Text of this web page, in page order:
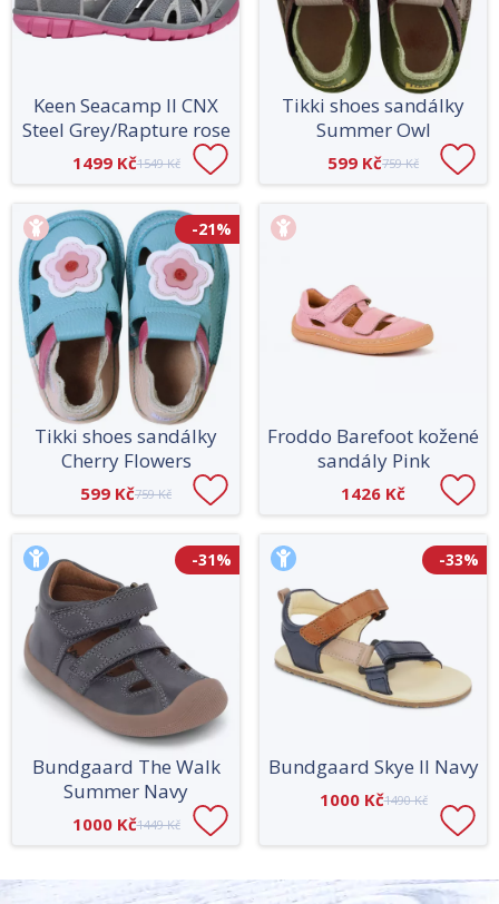
Keen Seacamp II CNX
Steel Grey/Rapture rose
1499 Kč1549 Kč
Tikki shoes sandálky
Summer Owl
599 Kč759 Kč
Tikki shoes sandálky
Cherry Flowers
-21%
599 Kč759 Kč
Froddo Barefoot kožené
sandály Pink
1426 Kč
Bundgaard The Walk
Summer Navy
-31%
1000 Kč1449 Kč
Bundgaard Skye II Navy
-33%
1000 Kč1490 Kč